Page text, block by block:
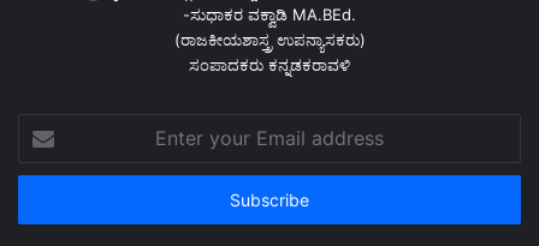
-ಸುಧಾಕರ ವಕ್ವಾಡಿ MA.BEd.
(ರಾಜಕೀಯಶಾಸ್ತ್ರ ಉಪನ್ಯಾಸಕರು)
ಸಂಪಾದಕರು ಕನ್ನಡಕರಾವಳಿ
your
Email